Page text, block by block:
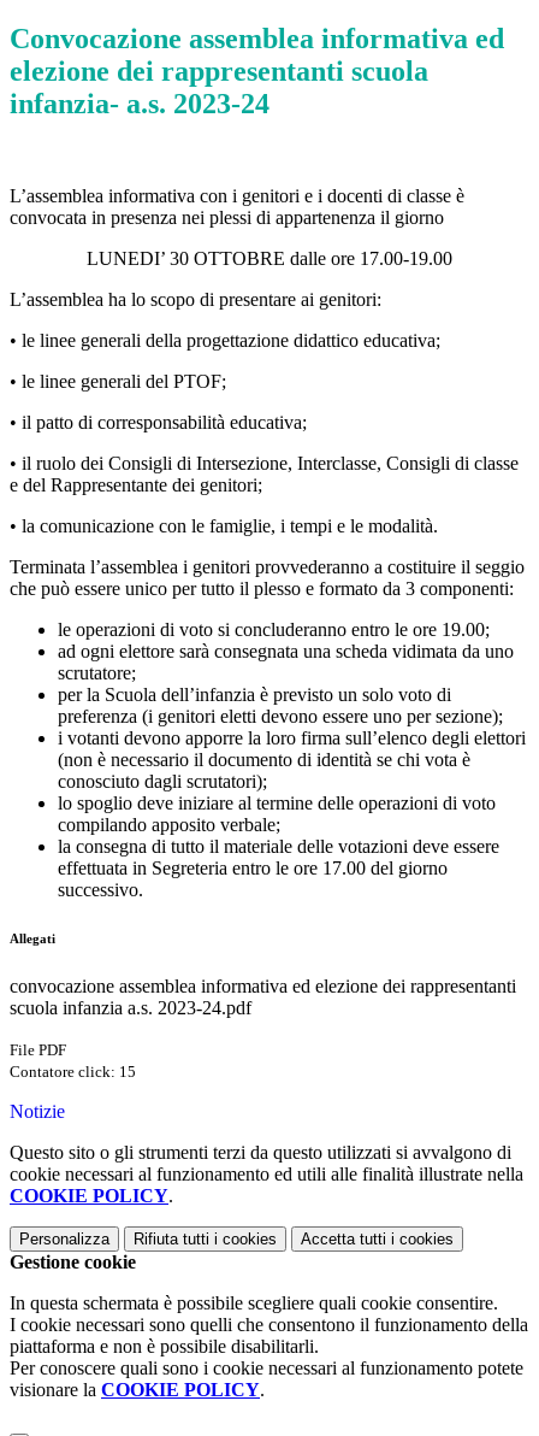
Convocazione assemblea informativa ed
elezione dei rappresentanti scuola
infanzia- a.s. 2023-24
L’assemblea informativa con i genitori e i docenti di classe è
convocata in presenza nei plessi di appartenenza il giorno
LUNEDI’ 30 OTTOBRE dalle ore 17.00-19.00
L’assemblea ha lo scopo di presentare ai genitori:
• le linee generali della progettazione didattico educativa;
• le linee generali del PTOF;
• il patto di corresponsabilità educativa;
• il ruolo dei Consigli di Intersezione, Interclasse, Consigli di classe
e del Rappresentante dei genitori;
• la comunicazione con le famiglie, i tempi e le modalità.
Terminata l’assemblea i genitori provvederanno a costituire il seggio
che può essere unico per tutto il plesso e formato da 3 componenti:
le operazioni di voto si concluderanno entro le ore 19.00;
ad ogni elettore sarà consegnata una scheda vidimata da uno
scrutatore;
per la Scuola dell’infanzia è previsto un solo voto di
preferenza (i genitori eletti devono essere uno per sezione);
i votanti devono apporre la loro firma sull’elenco degli elettori
(non è necessario il documento di identità se chi vota è
conosciuto dagli scrutatori);
lo spoglio deve iniziare al termine delle operazioni di voto
compilando apposito verbale;
la consegna di tutto il materiale delle votazioni deve essere
effettuata in Segreteria entro le ore 17.00 del giorno
successivo.
Allegati
convocazione assemblea informativa ed elezione dei rappresentanti
scuola infanzia a.s. 2023-24.pdf
File PDF
Contatore click: 15
Notizie
Questo sito o gli strumenti terzi da questo utilizzati si avvalgono di
cookie necessari al funzionamento ed utili alle finalità illustrate nella
COOKIE POLICY.
Personalizza Rifiuta tutti i cookies Accetta tutti i cookies
Gestione cookie
In questa schermata è possibile scegliere quali cookie consentire.
I cookie necessari sono quelli che consentono il funzionamento della
piattaforma e non è possibile disabilitarli.
Per conoscere quali sono i cookie necessari al funzionamento potete
visionare la COOKIE POLICY.